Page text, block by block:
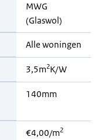
MWG
(Glaswol)
Alle woningen
3,5m2K/W
140mm
€4,00/m2